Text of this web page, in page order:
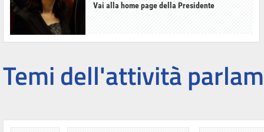
Vai alla home page della Presidente
Temi dell'attività